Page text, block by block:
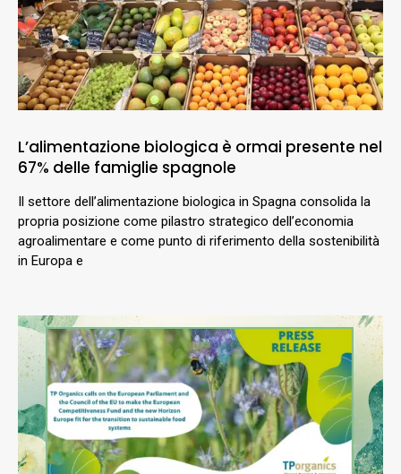
L’alimentazione biologica è ormai presente nel
67% delle famiglie spagnole
Il settore dell’alimentazione biologica in Spagna consolida la
propria posizione come pilastro strategico dell’economia
agroalimentare e come punto di riferimento della sostenibilità
in Europa e